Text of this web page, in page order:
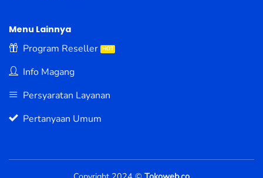
Menu Lainnya
Program Reseller
Info Magang
Persyaratan Layanan
Pertanyaan Umum